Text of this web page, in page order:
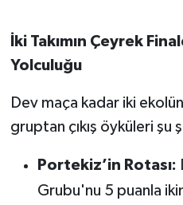
İki Takımın Çeyrek
Yolculuğu
Dev maça kadar iki
gruptan çıkış öyküleri
Portekiz’in Rotası:
Grubu'nu 5 puanla
OLAY
Resmi İlanlar
SAĞLIK